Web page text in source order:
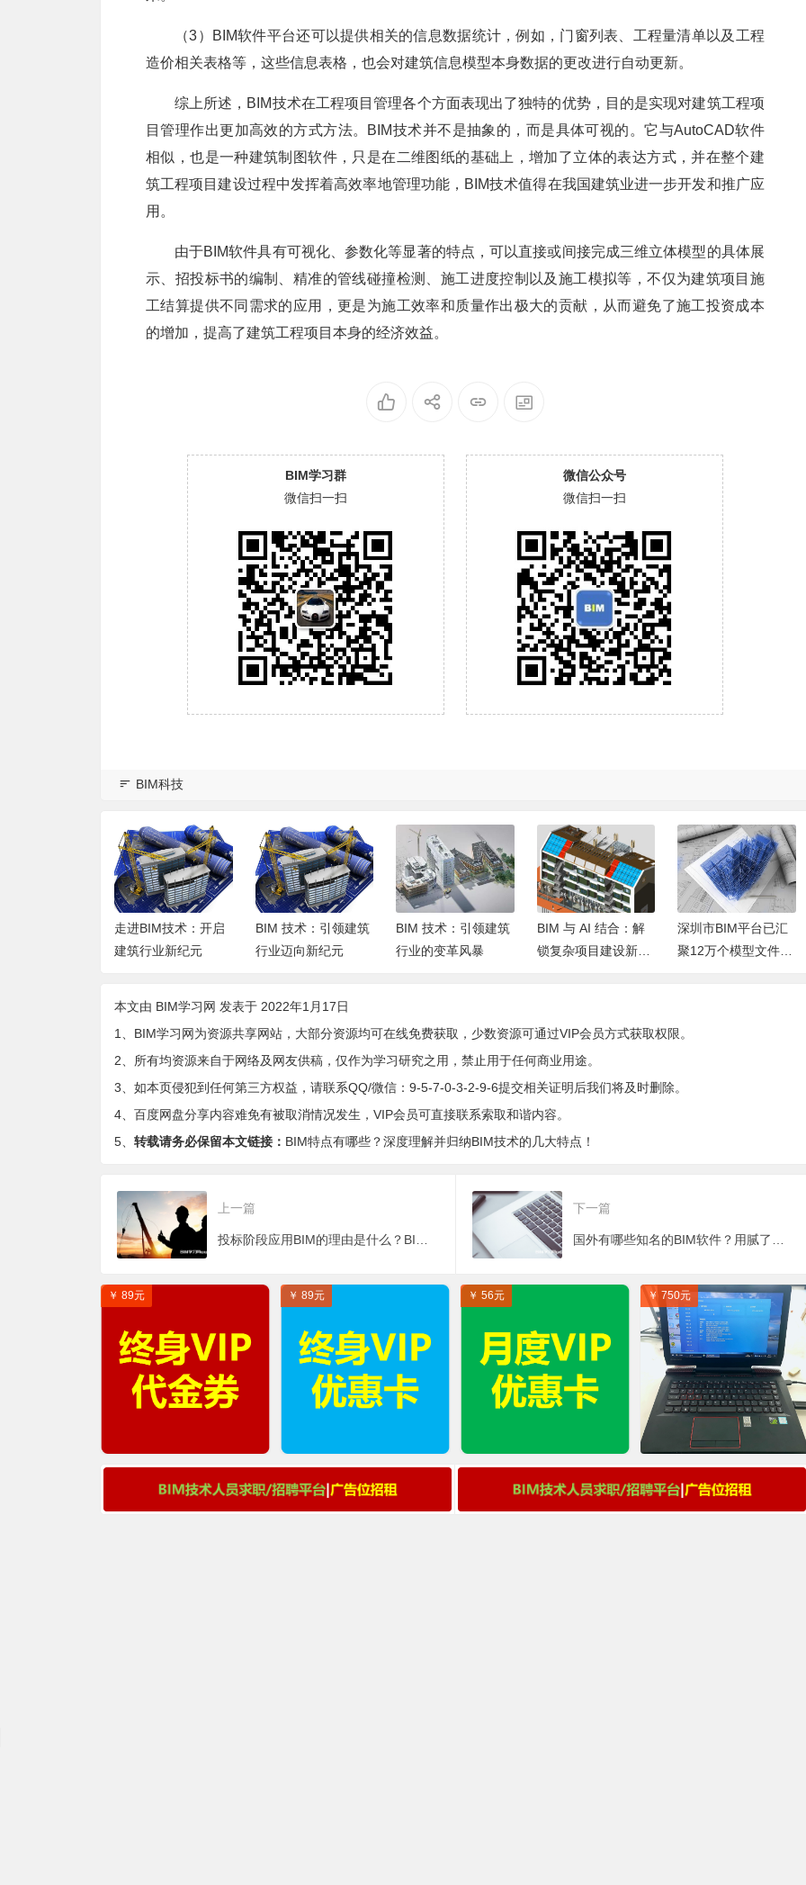
（3）BIM软件平台还可以提供相关的信息数据统计，例如，门窗列表、工程量清单以及工程
造价相关表格等，这些信息表格，也会对建筑信息模型本身数据的更改进行自动更新。
综上所述，BIM技术在工程项目管理各个方面表现出了独特的优势，目的是实现对建筑工程项
目管理作出更加高效的方式方法。BIM技术并不是抽象的，而是具体可视的。它与AutoCAD软件
相似，也是一种建筑制图软件，只是在二维图纸的基础上，增加了立体的表达方式，并在整个建
筑工程项目建设过程中发挥着高效率地管理功能，BIM技术值得在我国建筑业进一步开发和推广应
用。
由于BIM软件具有可视化、参数化等显著的特点，可以直接或间接完成三维立体模型的具体展
示、招投标书的编制、精准的管线碰撞检测、施工进度控制以及施工模拟等，不仅为建筑项目施
工结算提供不同需求的应用，更是为施工效率和质量作出极大的贡献，从而避免了施工投资成本
的增加，提高了建筑工程项目本身的经济效益。
BIM学习群
微信扫一扫
微信公众号
微信扫一扫
BIM科技
走进BIM技术：开启
建筑行业新纪元
BIM 技术：引领建筑
行业迈向新纪元
BIM 技术：引领建筑
行业的变革风暴
BIM 与 AI 结合：解
锁复杂项目建设新密
深圳市BIM平台已汇
聚12万个模型文件，
本文由 BIM学习网 发表于 2022年1月17日
1、BIM学习网为资源共享网站，大部分资源均可在线免费获取，少数资源可通过VIP会员方式获取权限。
2、所有均资源来自于网络及网友供稿，仅作为学习研究之用，禁止用于任何商业用途。
3、如本页侵犯到任何第三方权益，请联系QQ/微信：9-5-7-0-3-2-9-6提交相关证明后我们将及时删除。
4、百度网盘分享内容难免有被取消情况发生，VIP会员可直接联系索取和谐内容。
5、 转载请务必保留本文链接： BIM特点有哪些？深度理解并归纳BIM技术的几大特点！
上一篇
投标阶段应用BIM的理由是什么？BIM应用提高投标工作效率
下一篇
国外有哪些知名的BIM软件？用腻了国产软件不妨试试这些！
￥ 89元 ￥ 89元 ￥ 56元 ￥ 750元